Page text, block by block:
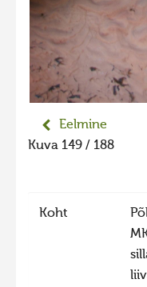
Hiite kuvavõistlus
Hiite kuvavõistlus
Liikuvad kuvad
Hiite kuvavõistlus
Hiite kuvavõistlus
Hiite kuvavõistlus
Eelmine
Kuva 149 / 188
Koht